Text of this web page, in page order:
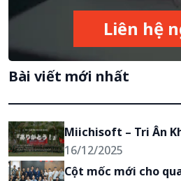
Liên hệ
Bài viết mới nhất
Miichisoft – Tri Ân
Trình Chuyển Mình
16/12/2025
Cột mốc mới cho